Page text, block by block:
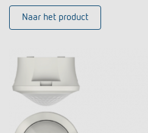
Naar het product